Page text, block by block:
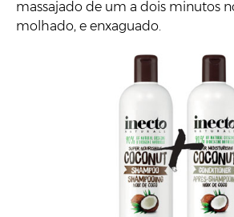
massajado de um a dois minutos
molhado, e enxaguado.